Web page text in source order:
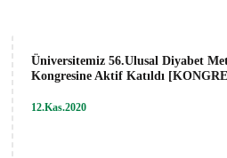
Üniversitemiz 56.Ulusal Diyabet
Kongresine Aktif Katıldı
12.Kas.2020